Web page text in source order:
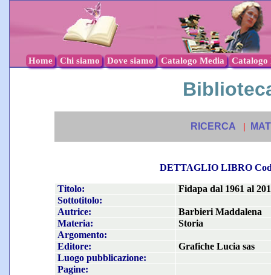
Home Chi siamo Dove siamo Catalogo Media Catalogo
RICERCA |
DETTAGLIO LIBRO
Titolo:
Fidapa dal 1961 al
Sottotitolo:
Autrice:
Barbieri Maddalena
Materia:
Storia
Argomento:
Editore:
Grafiche Lucia sas
Luogo pubblicazione:
Pagine: